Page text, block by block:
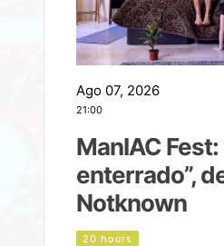
Ago 07, 2026
21:00
ManIAC Fest:
enterrado”,
Notknown
20 hours